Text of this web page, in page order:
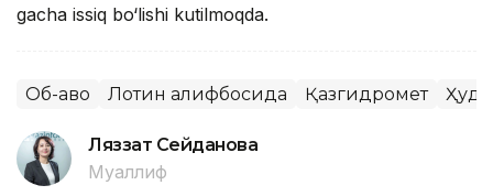
gacha issiq bo‘lishi kutilmoqda.
Об-ҳаво Лотин алифбосида Қазгидромет
Ляззат Сейданова
Муаллиф